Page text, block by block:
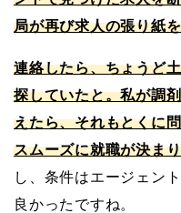
局が再び求人の張り紙
連絡したら、ちょうど
探していたと。私が調
えたら、それもとくに
スムーズに就職が決ま
し、条件はエージェン
良かったですね。